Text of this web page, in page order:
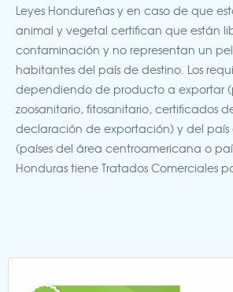
Leyes Hondureñas y en caso de que es
animal y vegetal certifican que están
contaminación y no representan un
habitantes del país de destino. Los
dependiendo de producto a exportar
zoosanitario, fitosanitario, certificados
declaración de exportación) y del país
(países del área centroamericana o
Honduras tiene Tratados Comerciales